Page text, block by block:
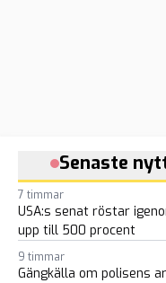
Senaste
7 timmar
USA:s senat röstar
upp till 500 procent
9 timmar
Gängkälla om polisens